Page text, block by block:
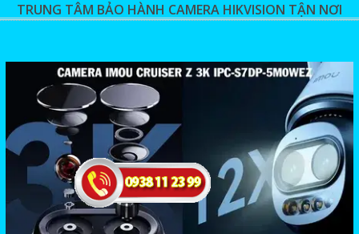
TRUNG TÂM BẢO HÀNH CAMERA HIKVISION TẬN NƠI